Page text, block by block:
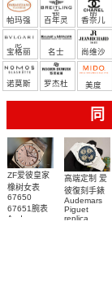
顿 丽
帕玛强
尼
百年灵 香奈儿
宝格丽 名士 尚维沙
诺莫斯
罗杰杜 美度
ZF爱彼皇家
橡树女表
67650
67651腕表
Audemars
高端定制 爱
彼復刻手錶
Audemars
Piguet
replica